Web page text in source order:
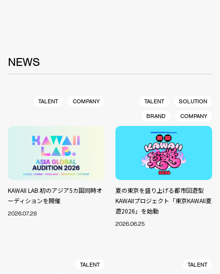
NEWS
TALENT COMPANY
KAWAII LAB.初のアジア5カ国同時オ
ーディションを開催
2026.07.28
TALENT
SOLUTION
BRAND
COMPANY
夏の東京を盛り上げる都市回遊型
KAWAIIプロジェクト「東京KAWAII夏
遊2026」を始動
2026.06.25
TALENT TALENT